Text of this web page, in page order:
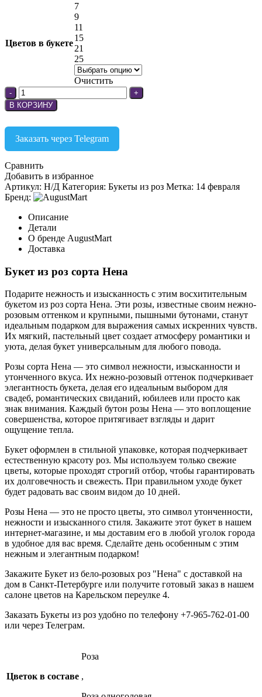
Цветов в букете
7
9
11
15
21
25
Очистить
В КОРЗИНУ
Заказать через Telegram
Сравнить
Добавить в избранное
Артикул: Н/Д Категория: Букеты из роз Метка: 14 февраля
Бренд:
Описание
Детали
О бренде AugustMart
Доставка
Букет из роз сорта Нена
Подарите нежность и изысканность с этим восхитительным
букетом из роз сорта Нена. Эти розы, известные своим нежно-
розовым оттенком и крупными, пышными бутонами, станут
идеальным подарком для выражения самых искренних чувств.
Их мягкий, пастельный цвет создает атмосферу романтики и
уюта, делая букет универсальным для любого повода.
Розы сорта Нена — это символ нежности, изысканности и
утонченного вкуса. Их нежно-розовый оттенок подчеркивает
элегантность букета, делая его идеальным выбором для
свадеб, романтических свиданий, юбилеев или просто как
знак внимания. Каждый бутон розы Нена — это воплощение
совершенства, которое притягивает взгляды и дарит
ощущение тепла.
Букет оформлен в стильной упаковке, которая подчеркивает
естественную красоту роз. Мы используем только свежие
цветы, которые проходят строгий отбор, чтобы гарантировать
их долговечность и свежесть. При правильном уходе букет
будет радовать вас своим видом до 10 дней.
Розы Нена — это не просто цветы, это символ утонченности,
нежности и изысканного стиля. Закажите этот букет в нашем
интернет-магазине, и мы доставим его в любой уголок города
в удобное для вас время. Сделайте день особенным с этим
нежным и элегантным подарком!
Закажите Букет из бело-розовых роз "Нена" c доставкой на
дом в Санкт-Петербурге или получите готовый заказ в нашем
салоне цветов на Карельском переулке 4.
Заказать Букеты из роз удобно по телефону +7-965-762-01-00
или через Телеграм.
Цветок в составе
Роза
,